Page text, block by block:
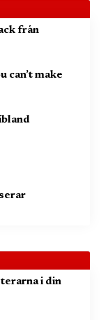
från
can’t make
i din